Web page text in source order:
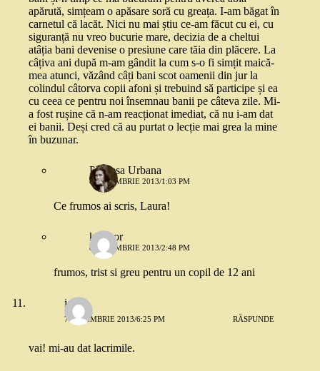
apărută, simțeam o apăsare soră cu greața. I-am băgat în
carnetul că lacăt. Nici nu mai știu ce-am făcut cu ei, cu
siguranță nu vreo bucurie mare, decizia de a cheltui
atâția bani devenise o presiune care tăia din plăcere. La
câțiva ani după m-am gândit la cum s-o fi simțit maică-
mea atunci, văzând câți bani scot oamenii din jur la
colindul câtorva copii afoni și trebuind să participe și ea
cu ceea ce pentru noi însemnau banii pe câteva zile. Mi-
a fost rușine că n-am reacționat imediat, că nu i-am dat
ei banii. Deși cred că au purtat o lecție mai grea la mine
în buzunar.
Printesa Urbana
8 NOIEMBRIE 2013/1:03 PM
Ce frumos ai scris, Laura!
kittysor
8 NOIEMBRIE 2013/2:48 PM
frumos, trist si greu pentru un copil de 12 ani
ioana
7 NOIEMBRIE 2013/6:25 PM RĂSPUNDE
vai! mi-au dat lacrimile.